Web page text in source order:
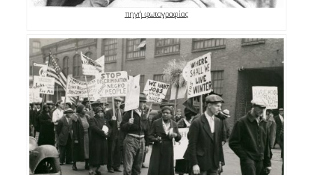
πηγή φωτογραφίας